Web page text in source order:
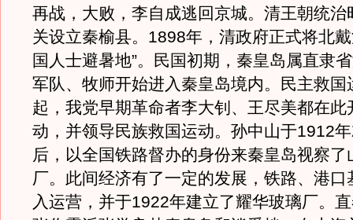
再战，大败，李自成逃回京城。清王朝统治
关设立秦榆县。1898年，清政府正式将北
国人士避暑地”。民国初期，秦皇岛属直隶
军队、牧师开始进入秦皇岛境内。民主救国
起，我党早期革命者李大钊、王尽美都在此
动，并领导民族救国运动。孙中山于1912
后，以全国铁路督办的身份来秦皇岛视察了
厂。此间经济有了一定的发展，铁路、港口
入运营，并于1922年建立了耀华玻璃厂。